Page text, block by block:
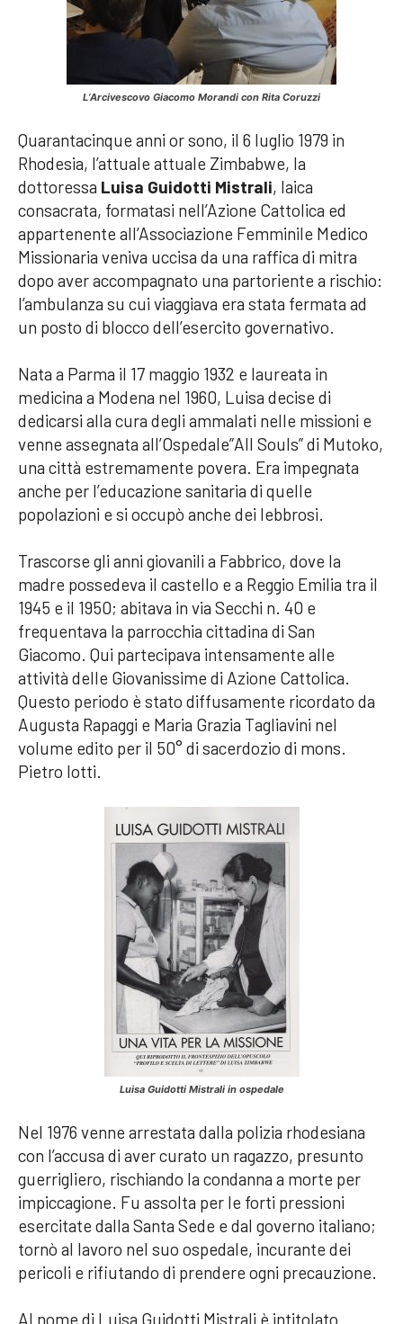
L’Arcivescovo Giacomo Morandi con Rita Coruzzi
Quarantacinque anni or sono, il 6 luglio 1979 in
Rhodesia, l’attuale attuale Zimbabwe, la
dottoressa Luisa Guidotti Mistrali, laica
consacrata, formatasi nell’Azione Cattolica ed
appartenente all’Associazione Femminile Medico
Missionaria veniva uccisa da una raffica di mitra
dopo aver accompagnato una partoriente a rischio:
l’ambulanza su cui viaggiava era stata fermata ad
un posto di blocco dell’esercito governativo.
Nata a Parma il 17 maggio 1932 e laureata in
medicina a Modena nel 1960, Luisa decise di
dedicarsi alla cura degli ammalati nelle missioni e
venne assegnata all’Ospedale”All Souls” di Mutoko,
una città estremamente povera. Era impegnata
anche per l’educazione sanitaria di quelle
popolazioni e si occupò anche dei lebbrosi.
Trascorse gli anni giovanili a Fabbrico, dove la
madre possedeva il castello e a Reggio Emilia tra il
1945 e il 1950; abitava in via Secchi n. 40 e
frequentava la parrocchia cittadina di San
Giacomo. Qui partecipava intensamente alle
attività delle Giovanissime di Azione Cattolica.
Questo periodo è stato diffusamente ricordato da
Augusta Rapaggi e Maria Grazia Tagliavini nel
volume edito per il 50° di sacerdozio di mons.
Pietro Iotti.
Luisa Guidotti Mistrali in ospedale
Nel 1976 venne arrestata dalla polizia rhodesiana
con l’accusa di aver curato un ragazzo, presunto
guerrigliero, rischiando la condanna a morte per
impiccagione. Fu assolta per le forti pressioni
esercitate dalla Santa Sede e dal governo italiano;
tornò al lavoro nel suo ospedale, incurante dei
pericoli e rifiutando di prendere ogni precauzione.
Al nome di Luisa Guidotti Mistrali è intitolato